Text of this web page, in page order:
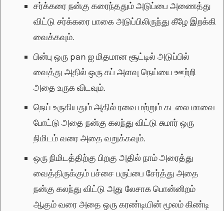
சர்க்கரை நன்கு கரைந்ததும் அடுப்பை அணைத்து
விட்டு சர்க்கரை பாகை அடுப்பிலிருந்து கீழே இறக்கி
வைக்கவும்.
பின்பு ஒரு pan ஐ மிதமான சூட்டில் அடுப்பில்
வைத்து அதில் ஒரு கப் அளவு நெய்யை ஊற்றி
அதை உருக விடவும்.
நெய் உருகியதும் அதில் ரவை மற்றும் கடலை மாவை
போட்டு அதை நன்கு கலந்து விட்டு சுமார் ஒரு
நிமிடம் வரை அதை வறுக்கவும்.
ஒரு நிமிடத்திற்கு பிறகு அதில் நாம் அரைத்து
வைத்திருக்கும் பச்சை பருப்பை சேர்த்து அதை
நன்கு கலந்து விட்டு அது லேசாக பொன்னிறம்
ஆகும் வரை அதை ஒரு கரண்டியின் மூலம் கிண்டி